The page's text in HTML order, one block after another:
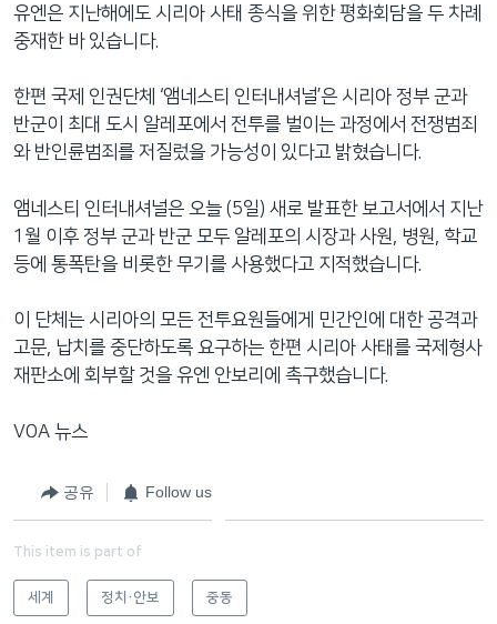
유엔은 지난해에도 시리아 사태 종식을 위한 평화회담을 두 차례
중재한 바 있습니다.
한편 국제 인권단체 ‘앰네스티 인터내셔널’은 시리아 정부 군과
반군이 최대 도시 알레포에서 전투를 벌이는 과정에서 전쟁범죄
와 반인륜범죄를 저질렀을 가능성이 있다고 밝혔습니다.
앰네스티 인터내셔널은 오늘 (5일) 새로 발표한 보고서에서 지난
1월 이후 정부 군과 반군 모두 알레포의 시장과 사원, 병원, 학교
등에 통폭탄을 비롯한 무기를 사용했다고 지적했습니다.
이 단체는 시리아의 모든 전투요원들에게 민간인에 대한 공격과
고문, 납치를 중단하도록 요구하는 한편 시리아 사태를 국제형사
재판소에 회부할 것을 유엔 안보리에 촉구했습니다.
VOA 뉴스
공유 Follow us
This item is part of
세계 정치·안보 중동